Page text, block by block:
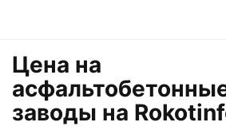
Цена на
заводы на